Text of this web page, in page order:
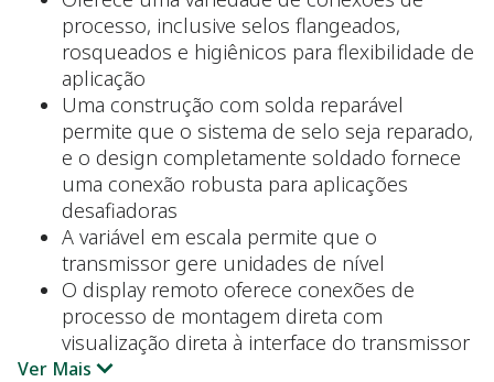
processo, inclusive selos flangeados,
rosqueados e higiênicos para flexibilidade de
aplicação
Uma construção com solda reparável
permite que o sistema de selo seja reparado,
e o design completamente soldado fornece
uma conexão robusta para aplicações
desafiadoras
A variável em escala permite que o
transmissor gere unidades de nível
O display remoto oferece conexões de
processo de montagem direta com
visualização direta à interface do transmissor
Ver Mais